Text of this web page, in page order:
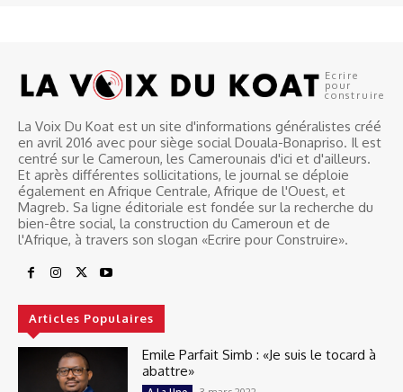
Ecrire
pour
construire
La Voix Du Koat est un site d'informations généralistes créé
en avril 2016 avec pour siège social Douala-Bonapriso. Il est
centré sur le Cameroun, les Camerounais d'ici et d'ailleurs.
Et après différentes sollicitations, le journal se déploie
également en Afrique Centrale, Afrique de l'Ouest, et
Magreb. Sa ligne éditoriale est fondée sur la recherche du
bien-être social, la construction du Cameroun et de
l'Afrique, à travers son slogan «Ecrire pour Construire».
Articles Populaires
Emile Parfait Simb : «Je suis le tocard à
abattre»